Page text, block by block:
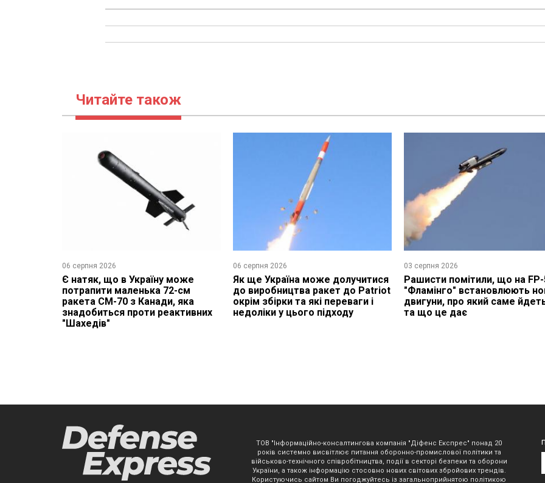
Читайте також
06 серпня 2026
Є натяк, що в Україну може
потрапити маленька 72-см
ракета CM-70 з Канади, яка
знадобиться проти реактивних
"Шахедів"
06 серпня 2026
Як ще Україна може долучитися
до виробництва ракет до Patriot
окрім збірки та які переваги і
недоліки у цього підходу
03 серпня 2026
Рашисти помітили, що на
"Фламінго" встановлюють
двигуни, про який саме
та що це дає
ТОВ "Інформаційно-консалтингова компанія "Діфенс Експрес" понад 20
років системно висвітлює питання оборонно-промислової політики та
військово-технічного співробітництва, події в секторі безпеки та оборони
України, а також інформацію стосовно нових світових збройових трендів.
Користуючись сайтом Ви погоджуйтесь із загальноприйнятою політикою